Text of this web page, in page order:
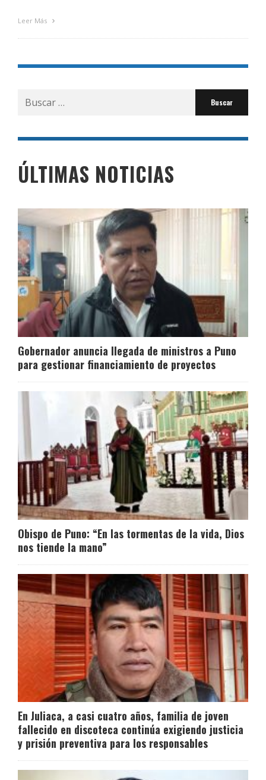
Leer Más
Buscar
por:
ÚLTIMAS NOTICIAS
Gobernador anuncia llegada de ministros a Puno
para gestionar financiamiento de proyectos
Obispo de Puno: “En las tormentas de la vida, Dios
nos tiende la mano”
En Juliaca, a casi cuatro años, familia de joven
fallecido en discoteca continúa exigiendo justicia
y prisión preventiva para los responsables